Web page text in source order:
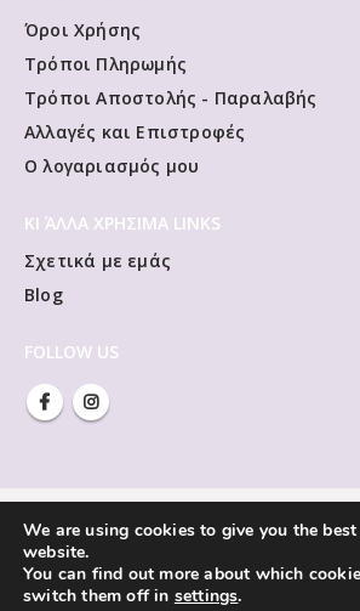
Όροι Χρήσης
Τρόποι Πληρωμής
Τρόποι Αποστολής - Παραλαβής
Αλλαγές και Επιστροφές
Ο λογαριασμός μου
ΚΙ ΆΛΛΑ ΧΡΗΣΙΜΑ LINKS
Σχετικά με εμάς
Blog
FOLLOW US
We are using cookies to give you the
website.
You can find out more about which
switch them off in settings.